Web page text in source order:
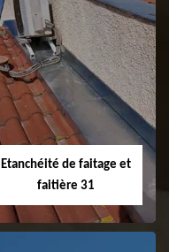
Etanchéité de faitage et
faitière 31